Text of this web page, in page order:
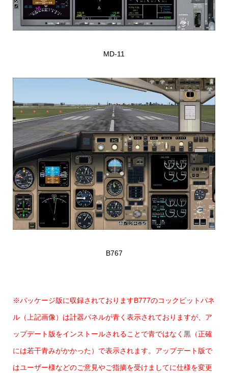
MD-11
B767
※パッケージ版に収録されておりますB777のコックピットパネ
ル（上記画像）は計器パネルが青く表示されておりますが、ア
ップデート版をインストールされることで青ではなく黒（正確
には若干青みがかかった）で表示されます。アップデート版で
はユーザー様などのご意見やご指摘を受けましてに仕様を変更